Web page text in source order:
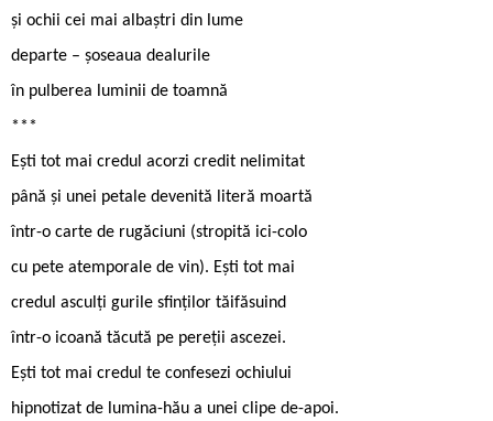
și ochii cei mai albaștri din lume
departe – șoseaua dealurile
în pulberea luminii de toamnă
***
Ești tot mai credul acorzi credit nelimitat
până și unei petale devenită literă moartă
într-o carte de rugăciuni (stropită ici-colo
cu pete atemporale de vin). Ești tot mai
credul asculți gurile sfinților tăifăsuind
într-o icoană tăcută pe pereții ascezei.
Ești tot mai credul te confesezi ochiului
hipnotizat de lumina-hău a unei clipe de-apoi.